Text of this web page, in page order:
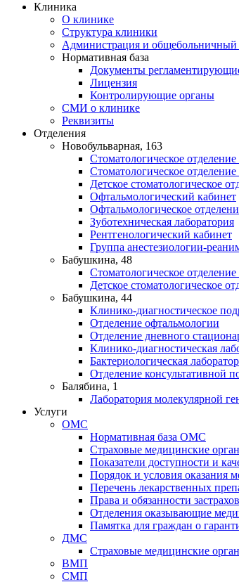
Клиника
О клинике
Структура клиники
Администрация и общебольничный
Нормативная база
Документы
Лицензия
Контролирующие органы
СМИ о клинике
Реквизиты
Отделения
Новобульварная, 163
Стоматологическое
Стоматологическое
Детское стоматологическое
Офтальмологический кабинет
Офтальмологическое
Зуботехническая лаборатория
Рентгенологический кабинет
Группа анестезиологии-
Бабушкина, 48
Стоматологическое
Детское стоматологическое
Бабушкина, 44
Клинико-диагностическое
Отделение офтальмологии
Отделение дневного
Клинико-диагностическая
Бактериологическая
Отделение консультативной
Балябина, 1
Лаборатория молекулярной
Услуги
ОМС
Нормативная база ОМС
Страховые медицинские
Показатели доступности и
Порядок и условия оказания
Перечень лекарственных
Права и обязанности
Отделения оказывающие
Памятка для граждан о
ДМС
Страховые медицинские
ВМП
СМП